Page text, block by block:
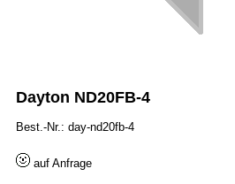
Dayton ND20FB-4
Best.-Nr.: day-nd20fb-4
auf Anfrage